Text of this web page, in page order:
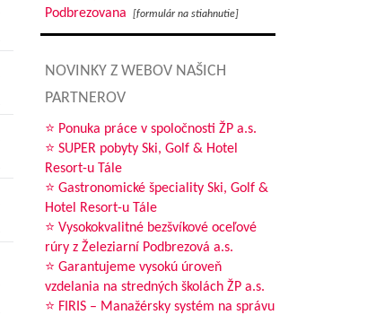
Podbrezovana
[formulár na stiahnutie]
NOVINKY Z WEBOV NAŠICH
PARTNEROV
⭐ Ponuka práce v spoločnosti ŽP a.s.
⭐ SUPER pobyty Ski, Golf & Hotel
Resort-u Tále
⭐ Gastronomické špeciality Ski, Golf &
Hotel Resort-u Tále
⭐ Vysokokvalitné bezšvíkové oceľové
rúry z Železiarní Podbrezová a.s.
⭐ Garantujeme vysokú úroveň
vzdelania na stredných školách ŽP a.s.
⭐ FIRIS – Manažérsky systém na správu